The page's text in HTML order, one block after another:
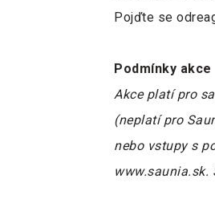
Pojďte se
Podmínky akce
Akce platí pro
(neplatí pro
nebo vstupy s
www.saunia.sk.